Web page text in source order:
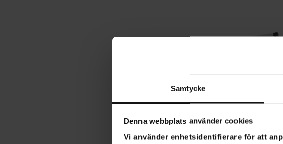
Samtycke
Denna webbplats använder cookies
Vi använder enhetsidentifierare för att